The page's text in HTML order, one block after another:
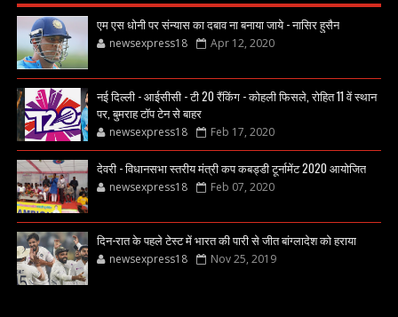
एम एस धोनी पर संन्यास का दबाव ना बनाया जाये - नासिर हुसैन
newsexpress18 Apr 12, 2020
नई दिल्ली - आईसीसी - टी 20 रैंकिंग - कोहली फिसले, रोहित 11 वें स्थान
पर, बुमराह टॉप टेन से बाहर
newsexpress18 Feb 17, 2020
देवरी - विधानसभा स्तरीय मंत्री कप कबड्डी टूर्नामेंट 2020 आयोजित
newsexpress18 Feb 07, 2020
दिन-रात के पहले टेस्ट में भारत की पारी से जीत बांग्लादेश को हराया
newsexpress18 Nov 25, 2019